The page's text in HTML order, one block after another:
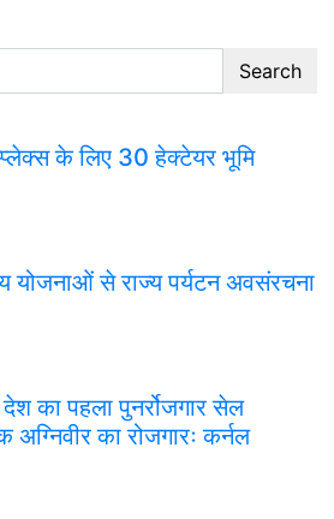
Search
के लिए 30 हेक्टेयर भूमि
योजनाओं से राज्य पर्यटन अवसंरचना
का पहला पुनर्रोजगार सेल
अग्निवीर का रोजगारः कर्नल